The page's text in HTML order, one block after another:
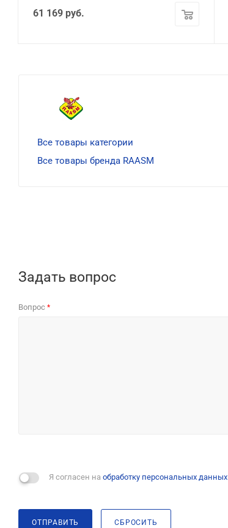
61 169 руб.
Все товары категории
Все товары бренда RAASM
Задать вопрос
Вопрос *
Я согласен на обработку персональных данных
ОТПРАВИТЬ СБРОСИТЬ